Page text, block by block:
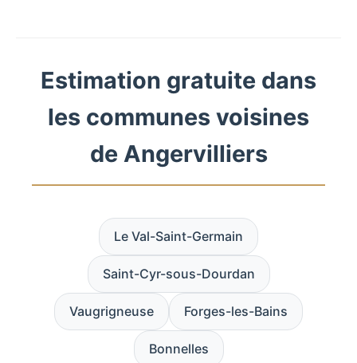
Estimation gratuite dans
les communes voisines
de Angervilliers
Le Val-Saint-Germain
Saint-Cyr-sous-Dourdan
Vaugrigneuse Forges-les-Bains
Bonnelles